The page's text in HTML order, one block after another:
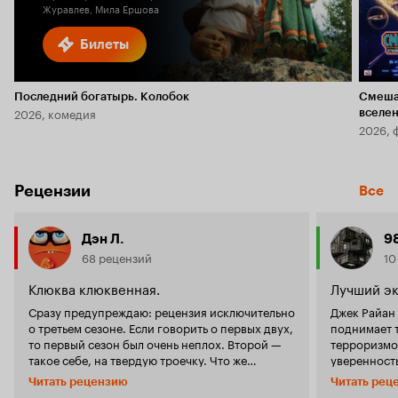
Билеты
Журавлев, Мила Ершова
Последний богатырь. Колобок
2026, комедия
2026,
Рецензии Все
Дэн Л.
68 рецензий
Клюква клюквенная.
Сразу предупреждаю: рецензия исключительно
о третьем сезоне. Если говорить о первых двух,
то первый сезон был очень неплох. Второй —
такое себе, на твердую троечку. Что же
касается последнего — тут просто нет слов,
чтобы описать то, к чему приводит западная
Читать рецензию
Лучший
Джек
поднимает
буду с
Читать